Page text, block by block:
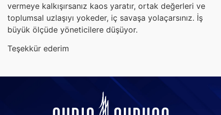
vermeye kalkışırsanız kaos yaratır, ortak değerleri ve
toplumsal uzlaşıyı yokeder, iç savaşa yolaçarsınız. İş
büyük ölçüde yöneticilere düşüyor.
Teşekkür ederim